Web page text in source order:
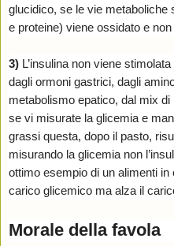
glucidico, se le vie metaboliche
e proteine) viene ossidato e
3) L’insulina non viene
dagli ormoni gastrici, dagli
metabolismo epatico, dal mix
se vi misurate la glicemia e
grassi questa, dopo il pasto,
misurando la glicemia non
ottimo esempio di un alimenti in
carico glicemico ma alza il
Morale della favola